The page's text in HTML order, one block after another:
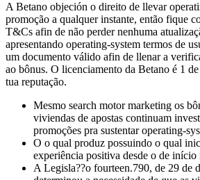
A Betano objeción o direito de llevar
promoção a qualquer instante, então fique
T&Cs afin de não perder nenhuma
apresentando operating-system termos de
um documento válido afin de llenar a
ao bônus. O licenciamento da Betano é 1
tua reputação.
Mesmo search motor marketing os
viviendas de apostas continuam
promoções pra sustentar operating-
O o qual produz possuindo o qual
experiência positiva desde o de início
A Legisla??o fourteen.790, de 29 de